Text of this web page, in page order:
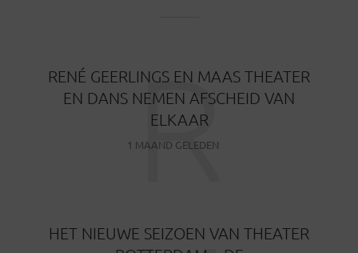
RENÉ GEERLINGS EN MAAS THEATER
EN DANS NEMEN AFSCHEID VAN
ELKAAR
1 MAAND GELEDEN
R
HET NIEUWE SEIZOEN VAN THEATER